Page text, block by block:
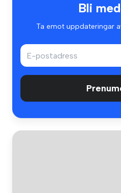
Bli
Ta emot uppdateringar